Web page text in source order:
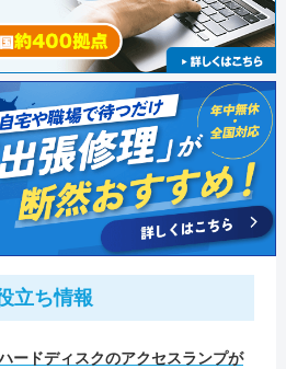
立ち情報
ードディスクのアクセスランプが